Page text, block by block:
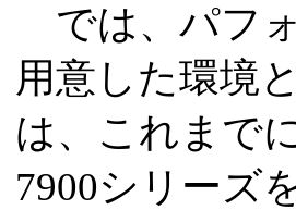
では、パフ
用意した環境
は、これまで
7900シリーズ